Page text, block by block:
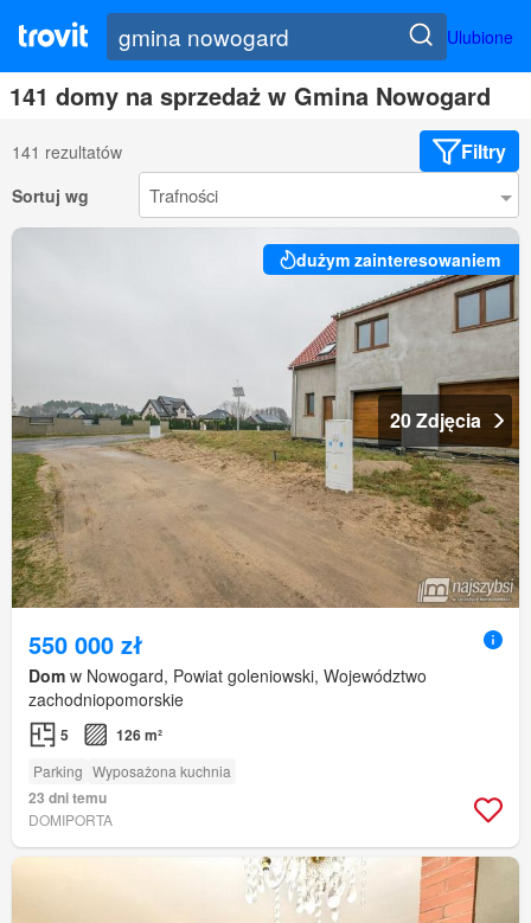
Ulubione
141 domy na sprzedaż w Gmina Nowogard
141 rezultatów Filtry
Sortuj wg
dużym zainteresowaniem
20 Zdjęcia
550 000 zł
Dom w Nowogard, Powiat goleniowski, Województwo
zachodniopomorskie
5 126 m²
Parking Wyposażona kuchnia
23 dni temu
DOMIPORTA